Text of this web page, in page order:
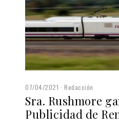
07/04/2021 Redacción
Sra. Rushmore
Publicidad de